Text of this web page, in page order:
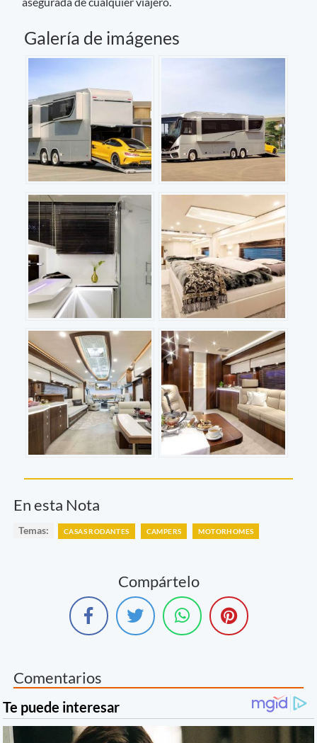
Galería de imágenes
En esta Nota
Temas: CASAS RODANTES CAMPERS MOTORHOMES
Compártelo
Comentarios